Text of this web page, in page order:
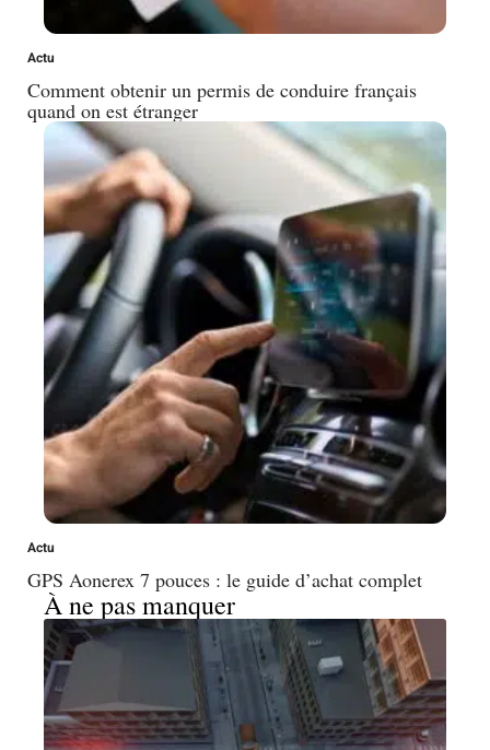
Actu
Comment obtenir un permis de conduire français
quand on est étranger
Actu
GPS Aonerex 7 pouces : le guide d’achat complet
À ne pas manquer